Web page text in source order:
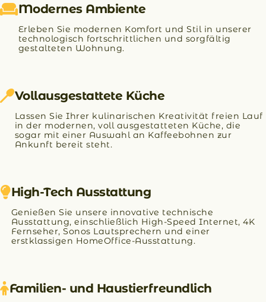
Modernes Ambiente
Erleben Sie modernen Komfort und Stil in unserer
technologisch fortschrittlichen und sorgfältig
gestalteten Wohnung.
Vollausgestattete Küche
Lassen Sie Ihrer kulinarischen Kreativität freien Lauf
in der modernen, voll ausgestatteten Küche, die
sogar mit einer Auswahl an Kaffeebohnen zur
Ankunft bereit steht.
High-Tech Ausstattung
Genießen Sie unsere innovative technische
Ausstattung, einschließlich High-Speed Internet, 4K
Fernseher, Sonos Lautsprechern und einer
erstklassigen HomeOffice-Ausstattung.
Familien- und Haustierfreundlich